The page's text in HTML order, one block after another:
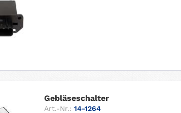
Gebläseschalter
Art.-Nr.: 14-1264